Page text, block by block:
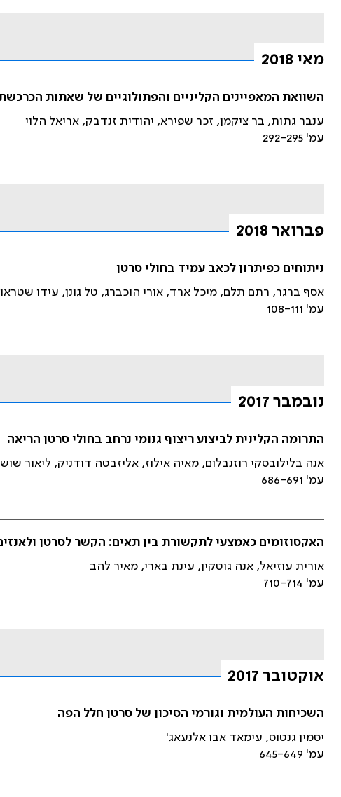
מאי 2018
השוואת המאפיינים הקליניים והפתולוגיים של שאתות
ענבר גתות, בר ציקמן, זכר שפירא, יהודית זנדבק, אריאל הלוי
עמ' 292-295
פברואר 2018
ניתוחים כפיתרון לכאב עמיד בחולי סרטן
אסף ברגר, רתם תלם, מיכל ארד, אורי הוכברג, טל גונן, עידו
עמ' 108-111
נובמבר 2017
התרומה הקלינית לביצוע ריצוף גנומי נרחב בחולי סרטן הריאה
אנה בלילובסקי רוזנבלום, מאיה אילוז, אליזבטה דודניק, ליאור
עמ' 686-691
האקסוזומים כאמצעי לתקשורת בין תאים: הקשר לסרטן
אורית עוזיאל, אנה גוטקין, עינת בארי, מאיר להב
עמ' 710-714
אוקטובר 2017
השכיחות העולמית וגורמי הסיכון של סרטן חלל הפה
יסמין גנטוס, עימאד אבו אלנעאג'
עמ' 645-649